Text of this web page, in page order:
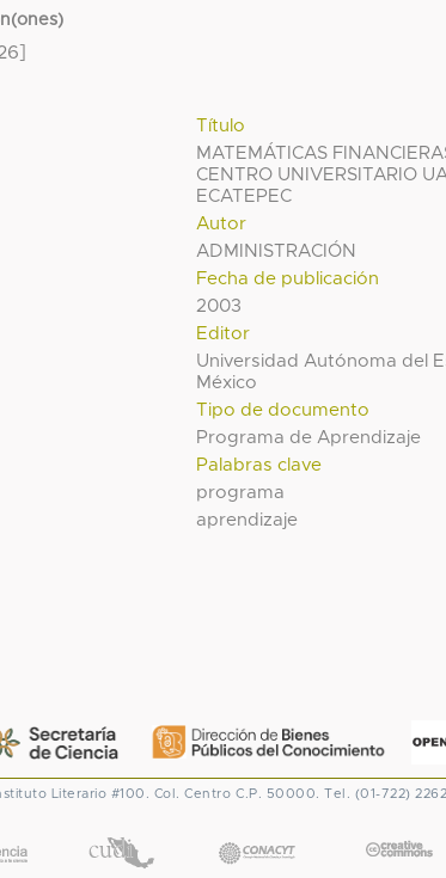
Título
MATEMÁTICAS
CENTRO UNIVERSITARIO
ECATEPEC
Autor
ADMINISTRACIÓN
Fecha de publicación
2003
Editor
Universidad Autónoma del
México
Tipo de documento
Programa de Aprendizaje
Palabras clave
programa
aprendizaje
Literario #100. Col. Centro C.P. 50000. Tel. (01-722)